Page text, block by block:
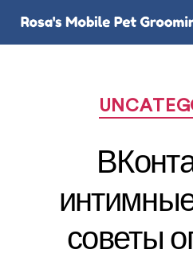
советы